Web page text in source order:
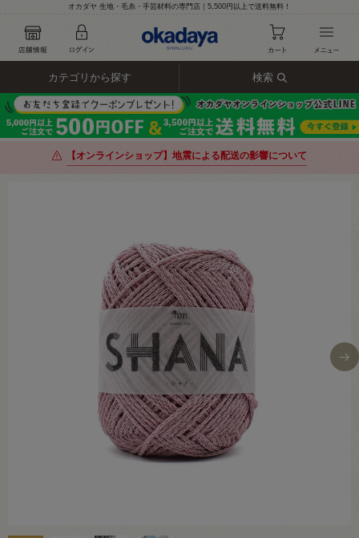
オカダヤ 生地・毛糸・手芸材料の専門店｜5,500円以上で送料無料！
カテゴリから探す 検索
【オンラインショップ】地震による配送の影響について